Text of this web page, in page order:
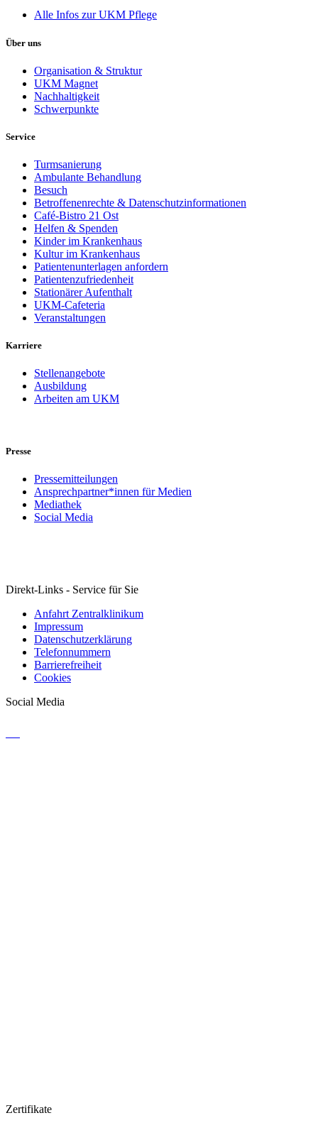
Alle Infos zur UKM Pflege
Über uns
Organisation & Struktur
UKM Magnet
Nachhaltigkeit
Schwerpunkte
Service
Turmsanierung
Ambulante Behandlung
Besuch
Betroffenenrechte & Datenschutzinformationen
Café-Bistro 21 Ost
Helfen & Spenden
Kinder im Krankenhaus
Kultur im Krankenhaus
Patientenunterlagen anfordern
Patientenzufriedenheit
Stationärer Aufenthalt
UKM-Cafeteria
Veranstaltungen
Karriere
Stellenangebote
Ausbildung
Arbeiten am UKM
Presse
Pressemitteilungen
Ansprechpartner*innen für Medien
Mediathek
Social Media
Direkt-Links - Service für Sie
Anfahrt Zentralklinikum
Impressum
Datenschutzerklärung
Telefonnummern
Barrierefreiheit
Cookies
Social Media
Zertifikate